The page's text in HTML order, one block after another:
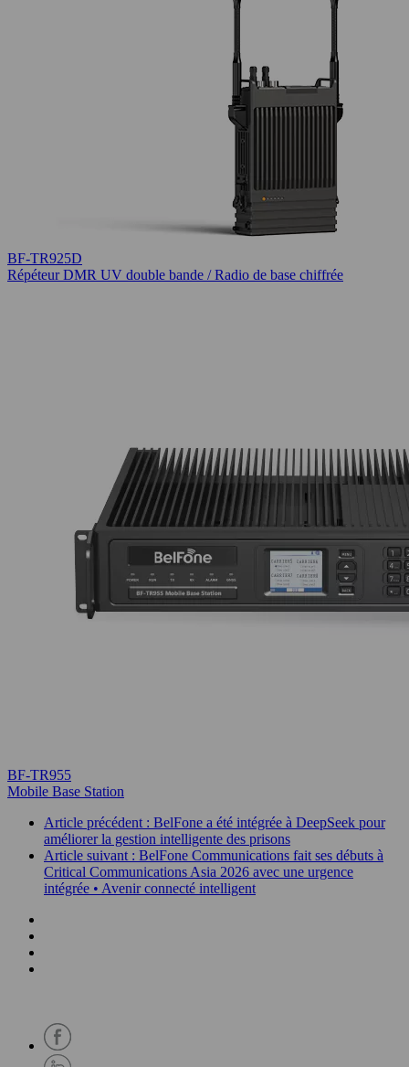
BF-TR925D
Répéteur DMR UV double bande / Radio de base chiffrée
BF-TR955
Mobile Base Station
Article précédent : BelFone a été intégrée à DeepSeek pour
améliorer la gestion intelligente des prisons
Article suivant : BelFone Communications fait ses débuts à
Critical Communications Asia 2026 avec une urgence
intégrée • Avenir connecté intelligent